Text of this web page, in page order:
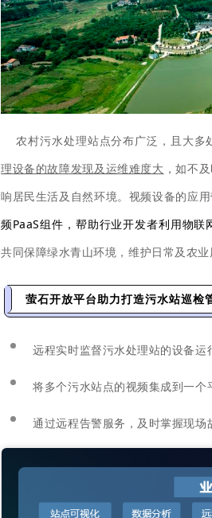
农村污水处理站点分布广泛，且大多
理设备的故障发现及运维难度大 ，如不
响居民生活及自然环境。视频设备的应
频PaaS组件，帮助行业开发者利用物
共同保障绿水青山环境，维护日常及农
萤石开放平台助力打造污水站巡检
远程实时监督污水处理站的设备运
将多个污水站点的视频集成到一个
通过远程告警服务，及时掌握现场